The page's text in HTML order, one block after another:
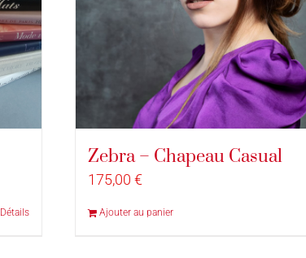
Détails
Zebra – Chapeau Casual
175,00€
Ajouter au panier